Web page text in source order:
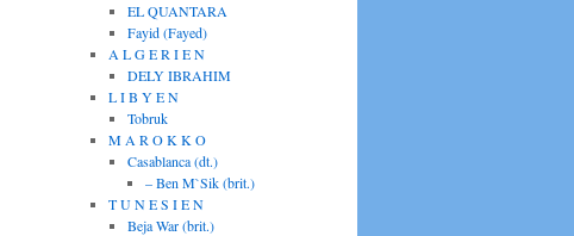
EL QUANTARA
Fayid (Fayed)
A L G E R I E N
DELY IBRAHIM
L I B Y E N
Tobruk
M A R O K K O
Casablanca (dt.)
– Ben M`Sik (brit.)
T U N E S I E N
Beja War (brit.)